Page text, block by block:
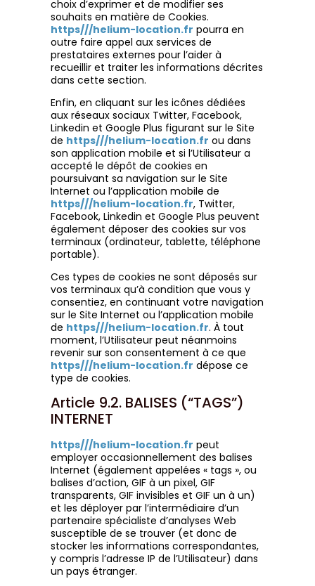
choix d’exprimer et de modifier ses
souhaits en matière de Cookies.
https///helium-location.fr pourra en
outre faire appel aux services de
prestataires externes pour l’aider à
recueillir et traiter les informations décrites
dans cette section.
Enfin, en cliquant sur les icônes dédiées
aux réseaux sociaux Twitter, Facebook,
Linkedin et Google Plus figurant sur le Site
de https///helium-location.fr ou dans
son application mobile et si l’Utilisateur a
accepté le dépôt de cookies en
poursuivant sa navigation sur le Site
Internet ou l’application mobile de
https///helium-location.fr, Twitter,
Facebook, Linkedin et Google Plus peuvent
également déposer des cookies sur vos
terminaux (ordinateur, tablette, téléphone
portable).
Ces types de cookies ne sont déposés sur
vos terminaux qu’à condition que vous y
consentiez, en continuant votre navigation
sur le Site Internet ou l’application mobile
de https///helium-location.fr. À tout
moment, l’Utilisateur peut néanmoins
revenir sur son consentement à ce que
https///helium-location.fr dépose ce
type de cookies.
Article 9.2. BALISES (“TAGS”)
INTERNET
https///helium-location.fr peut
employer occasionnellement des balises
Internet (également appelées « tags », ou
balises d’action, GIF à un pixel, GIF
transparents, GIF invisibles et GIF un à un)
et les déployer par l’intermédiaire d’un
partenaire spécialiste d’analyses Web
susceptible de se trouver (et donc de
stocker les informations correspondantes,
y compris l’adresse IP de l’Utilisateur) dans
un pays étranger.